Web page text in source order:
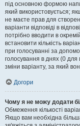
під основною формою
який використовується;
не маєте прав для
варіанти відповіді в
потрібно вводити в
встановити кількість
при голосуванні за
голосування в днях (0 для
зміни варіанту, за який
Догори
Чому я не можу додати
Обмеження кількості
Якщо вам необхідна